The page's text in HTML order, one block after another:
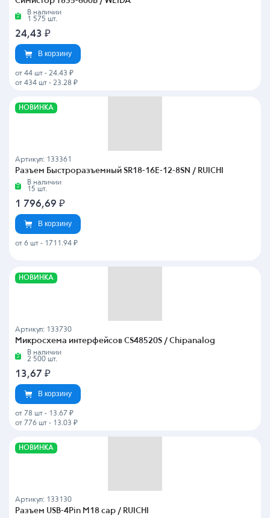
В наличии
1 575 шт.
24,43 ₽
В корзину
от 44 шт - 24.43 ₽
от 434 шт - 23.28 ₽
НОВИНКА
Артикул: 133361
Разъем Быстроразъемный SR18-16E-12-8SN / RUICHI
В наличии
15 шт.
1 796,69 ₽
В корзину
от 6 шт - 1711.94 ₽
НОВИНКА
Артикул: 133730
Микросхема интерфейсов CS48520S / Chipanalog
В наличии
2 500 шт.
13,67 ₽
В корзину
от 78 шт - 13.67 ₽
от 776 шт - 13.03 ₽
НОВИНКА
Артикул: 133130
Разъем USB-4Pin M18 cap / RUICHI